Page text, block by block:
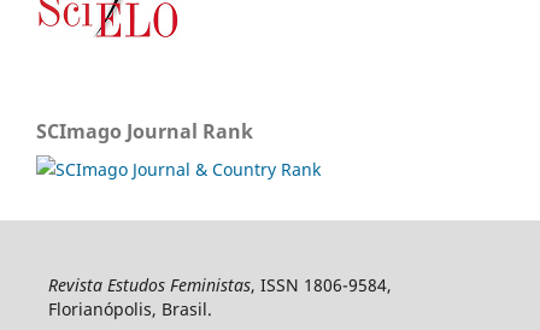
SCImago Journal Rank
Revista Estudos Feministas, ISSN 1806-9584,
Florianópolis, Brasil.